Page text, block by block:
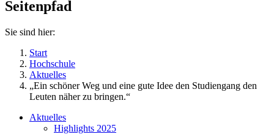
Seitenpfad
Sie sind hier:
Start
Hochschule
Aktuelles
„Ein schöner Weg und eine gute Idee den Studiengang den
Leuten näher zu bringen.“
Aktuelles
Highlights 2025